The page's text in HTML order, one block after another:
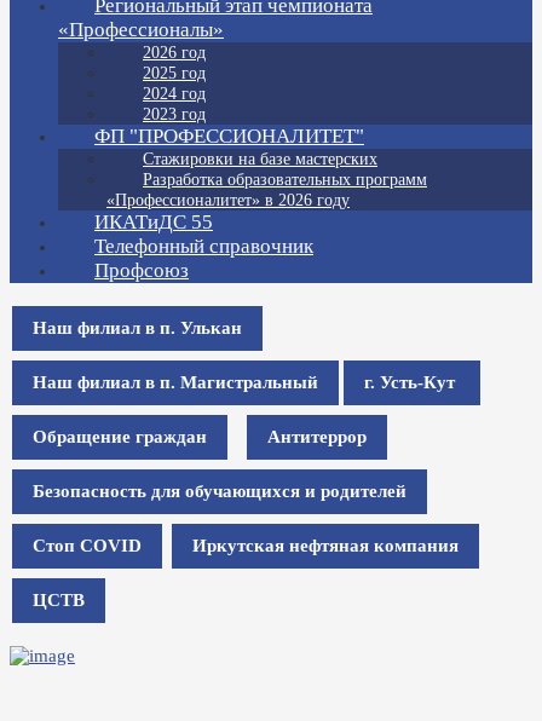
Региональный этап чемпионата
«Профессионалы»
2026 год
2025 год
2024 год
2023 год
ФП "ПРОФЕССИОНАЛИТЕТ"
Стажировки на базе мастерских
Разработка образовательных программ
«Профессионалитет» в 2026 году
ИКАТиДС 55
Телефонный справочник
Профсоюз
Наш филиал в п. Улькан
Наш филиал в п. Магистральный г. Усть-Кут
Обращение граждан Антитеррор
Безопасность для обучающихся и родителей
Стоп COVID Иркутская нефтяная компания
ЦСТВ